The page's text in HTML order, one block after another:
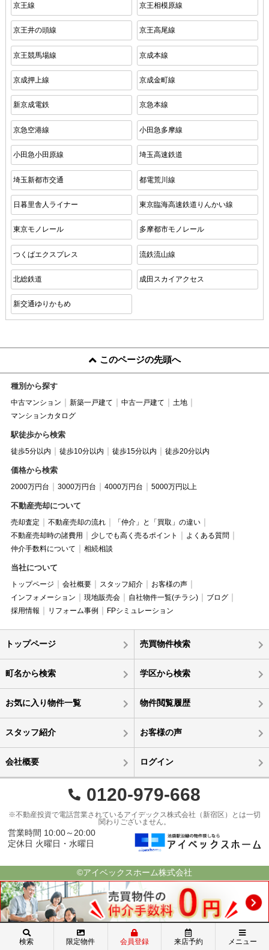
京王線 京王相模原線
京王井の頭線 京王高尾線
京王競馬場線 京成本線
京成押上線 京成金町線
新京成電鉄 京急本線
京急空港線 小田急多摩線
小田急小田原線 埼玉高速鉄道
埼玉新都市交通 都電荒川線
日暮里舎人ライナー 東京臨海高速鉄道りんかい線
東京モノレール 多摩都市モノレール
つくばエクスプレス 流鉄流山線
北総鉄道 成田スカイアクセス
新交通ゆりかもめ
このページの先頭へ
種別から探す
中古マンション 新築一戸建て 中古一戸建て
土地
マンションカタログ
駅徒歩から検索
徒歩5分以内 徒歩10分以内 徒歩15分以内 徒歩20分以内
価格から検索
2000万円台 3000万円台 4000万円台 5000万円以上
不動産売却について
売却査定 不動産売却の流れ
「仲介」と「買取」の違い
不動産売却時の諸費用
少しでも高く売るポイント
よくある質問
仲介手数料について
相続相談
当社について
トップページ 会社概要 スタッフ紹介
お客様の声
インフォメーション
現地販売会 自社物件一覧(チラシ)
ブログ
採用情報
リフォーム事例 FPシミュレーション
トップページ 売買物件検索
町名から検索 学区から検索
お気に入り物件一覧 物件閲覧履歴
スタッフ紹介 お客様の声
会社概要 ログイン
0120-979-668
※不動産投資で電話営業されているアイデックス株式会社（新宿区）とは一切
関わりございません。
営業時間 10:00～20:00
定休日 火曜日・水曜日
©アイベックスホーム株式会社
検索 限定物件 会員登録 来店予約 メニュー